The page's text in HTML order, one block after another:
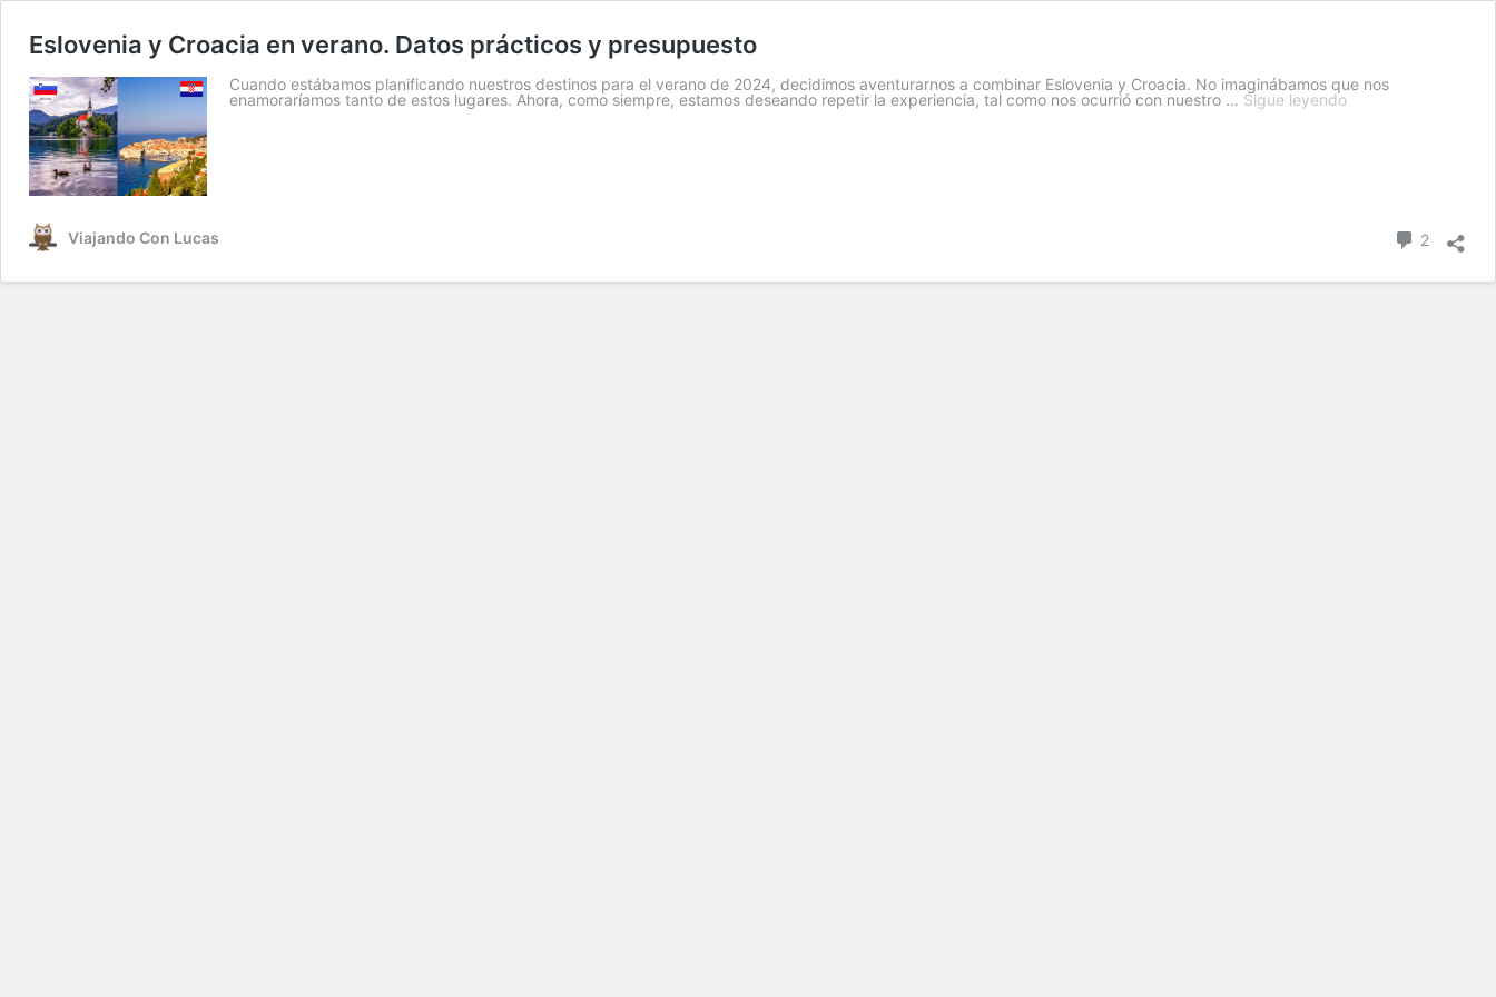
Eslovenia y Croacia en verano. Datos prácticos y presupuesto
Cuando estábamos planificando nuestros destinos para el verano de 2024, decidimos aventurarnos a combinar Eslovenia y Croacia. No imaginábamos que nos
enamoraríamos tanto de estos lugares. Ahora, como siempre, estamos deseando repetir la experiencia, tal como nos ocurrió con nuestro … Sigue leyendo
Viajando Con Lucas 2